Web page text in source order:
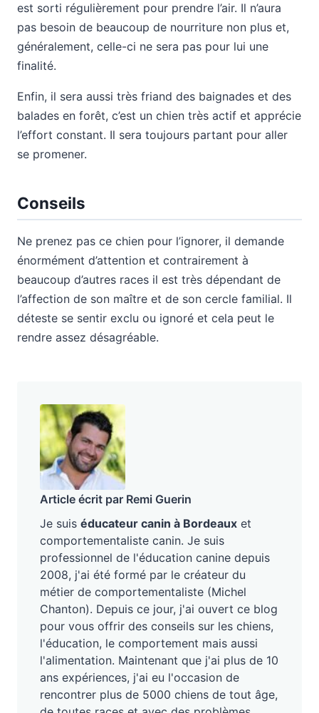
est sorti régulièrement pour prendre l’air. Il n’aura
pas besoin de beaucoup de nourriture non plus et,
généralement, celle-ci ne sera pas pour lui une
finalité.
Enfin, il sera aussi très friand des baignades et des
balades en forêt, c’est un chien très actif et apprécie
l’effort constant. Il sera toujours partant pour aller
se promener.
Conseils
Ne prenez pas ce chien pour l’ignorer, il demande
énormément d’attention et contrairement à
beaucoup d’autres races il est très dépendant de
l’affection de son maître et de son cercle familial. Il
déteste se sentir exclu ou ignoré et cela peut le
rendre assez désagréable.
Article écrit par Remi Guerin
Je suis éducateur canin à Bordeaux et
comportementaliste canin. Je suis
professionnel de l'éducation canine depuis
2008, j'ai été formé par le créateur du
métier de comportementaliste (Michel
Chanton). Depuis ce jour, j'ai ouvert ce blog
pour vous offrir des conseils sur les chiens,
l'éducation, le comportement mais aussi
l'alimentation. Maintenant que j'ai plus de 10
ans expériences, j'ai eu l'occasion de
rencontrer plus de 5000 chiens de tout âge,